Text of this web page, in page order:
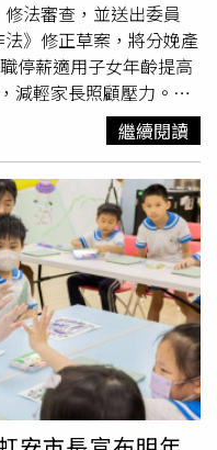
人口比例提高。面對人
輩，也要運用國家的力
一代敢婚、願生、樂
說，第一，政府在全臺
中之一。馬英九前總統
過蔡英文前總統8年及
照據點已超過1萬5千
照服務不只照顧長輩的
動維持身心健康，是健
預算已提升至每年約1
要的長輩。第二，賴清
6歲國家一起養」政策。
予育兒津貼第一胎5,000
。0到2歲選擇公共化托
、第二胎8,000元、第三
，每月可獲得補助第一
第三胎1萬5,000元，
法審查，並送出委員
》修正草案，將分娩產
停薪適用子女年齡提高
減輕家長照顧壓力。
親若均領滿6個月育兒
津貼，最長可領9個月。
向大致具有共識，希望
育兒之間做選擇，同時
繼續閱讀